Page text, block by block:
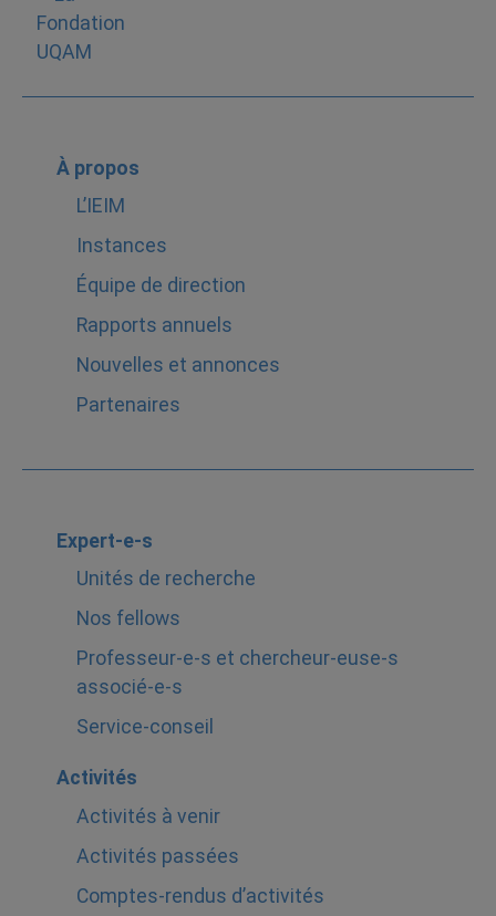
À propos
L’IEIM
Instances
Équipe de direction
Rapports annuels
Nouvelles et annonces
Partenaires
Expert-e-s
Unités de recherche
Nos fellows
Professeur-e-s et chercheur-euse-s
associé-e-s
Service-conseil
Activités
Activités à venir
Activités passées
Comptes-rendus d’activités